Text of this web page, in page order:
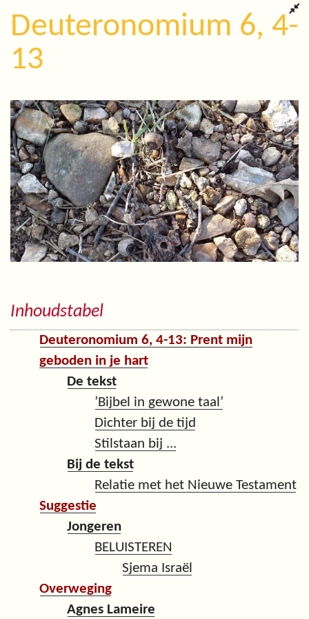
Deuteronomium 6, 4-
13
Inhoudstabel
Deuteronomium 6, 4-13: Prent mijn
geboden in je hart
De tekst
’Bijbel in gewone taal’
Dichter bij de tijd
Stilstaan bij ...
Bij de tekst
Relatie met het Nieuwe Testament
Suggestie
Jongeren
BELUISTEREN
Sjema Israël
Overweging
Agnes Lameire